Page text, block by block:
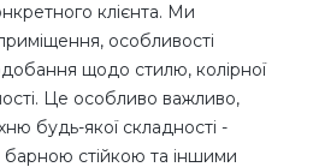
клієнта. Ми
особливості
щодо стилю, колірної
Це особливо важливо,
будь-якої складності -
барною стійкою та іншими